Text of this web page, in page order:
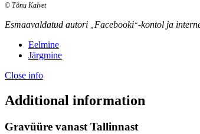
© Tõnu Kalvet
Esmaavaldatud autori „ Facebooki“-kontol ja
Eelmine
Järgmine
Close info
Additional information
Gravüüre vanast Tallinnast